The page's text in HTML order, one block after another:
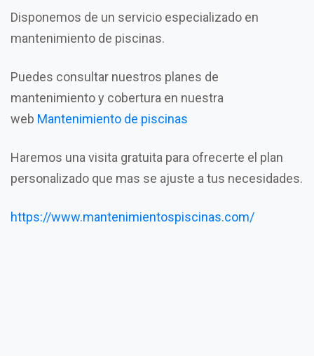
Disponemos de un servicio especializado en
mantenimiento de piscinas.
Puedes consultar nuestros planes de
mantenimiento y cobertura en nuestra
web Mantenimiento de piscinas
Haremos una visita gratuita para ofrecerte el plan
personalizado que mas se ajuste a tus necesidades.
https://www.mantenimientospiscinas.com/